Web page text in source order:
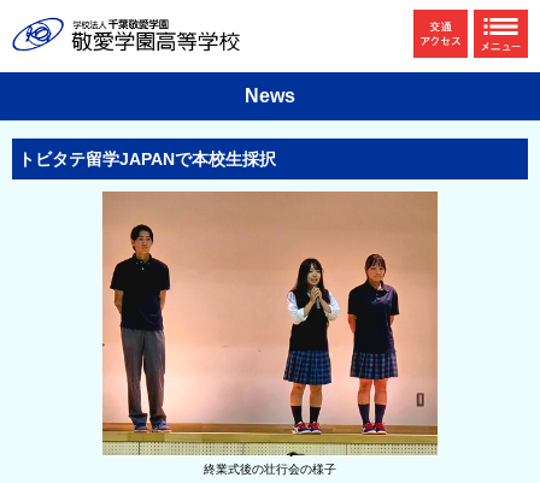
News
トビタテ留学JAPANで本校生採択
終業式後の壮行会の様子